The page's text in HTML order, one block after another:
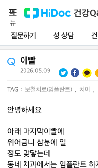
건강
질문하기 성 상담
메
뉴
이빨
2026.05.09
TAG : 보철치료(임플란트) , 치아 ,
안녕하세요
아래 마지막이빨에
위어금니 삼분에 일
정도 맞닿는데
동네 치과에서는 임플란트 하